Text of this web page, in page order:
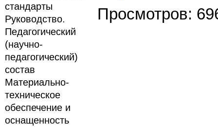
стандарты
Руководство.
Педагогический
(научно-
педагогический)
состав
Материально-
техническое
обеспечение и
оснащенность
Просмотров: